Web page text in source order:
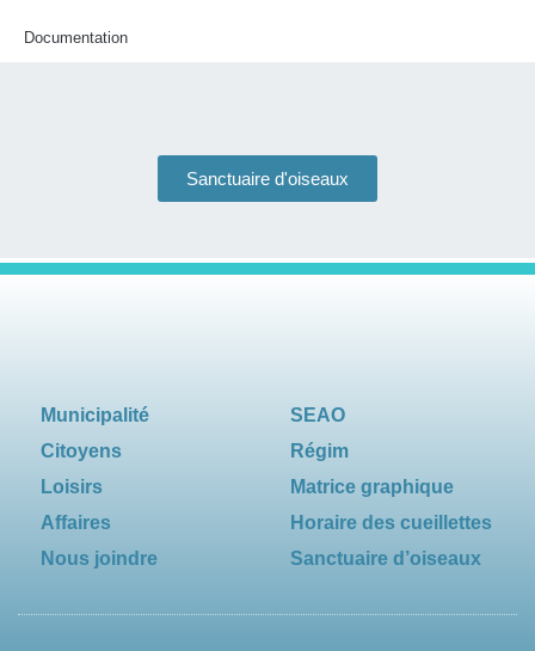
Documentation
Sanctuaire d'oiseaux
Municipalité
Citoyens
Loisirs
Affaires
Nous joindre
SEAO
Régim
Matrice graphique
Horaire des cueillettes
Sanctuaire d’oiseaux